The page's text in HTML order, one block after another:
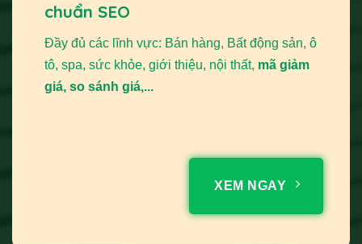
chuẩn SEO
Đầy đủ các lĩnh vực: Bán hàng, Bất động sản, ô
tô, spa, sức khỏe, giới thiệu, nội thất, mã giảm
giá, so sánh giá,...
XEM NGAY